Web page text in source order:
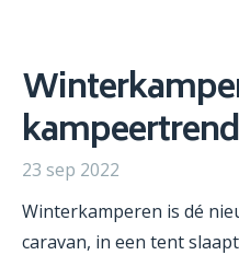
kampeertrend
23 sep 2022
Winterkamperen is dé
caravan, in een tent